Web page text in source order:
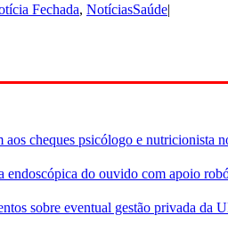
Fechada, NotíciasSaúde|
aos cheques psicólogo e nutricionista
do ouvido com apoio
sobre eventual gestão privada da